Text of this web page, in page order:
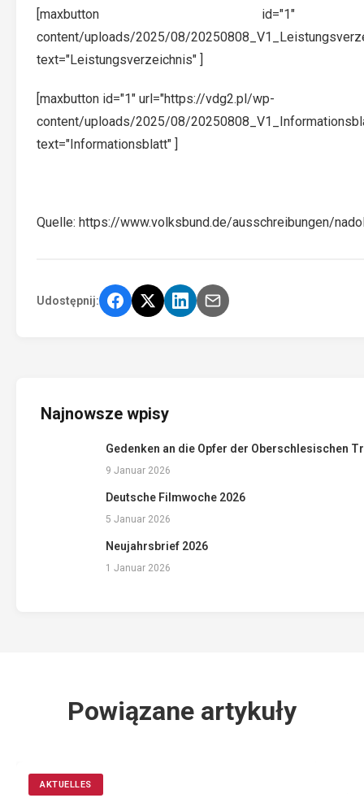
[maxbutton id="1"
content/uploads/2025/08/
text="Leistungsverzeichnis" ]
[maxbutton id="1" url="https://vdg2.pl/wp-
content/uploads/2025/08/
text="Informationsblatt" ]
Quelle: https://www.volksbund.de/ausschreibungen/
Udostępnij:
Najnowsze wpisy
Gedenken an die Opfer der Oberschlesischen
9 Januar 2026
Deutsche Filmwoche 2026
5 Januar 2026
Neujahrsbrief 2026
1 Januar 2026
Powiązane artykuły
AKTUELLES